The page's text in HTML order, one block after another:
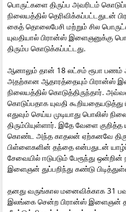
பொருட்களை திருப்ப அவரிடம்
நிலையத்தில் தெரிவிக்கப்பட்டதுடன்
கைத் தொலைபேசி மற்றும் சில
யுவதியால் பிரான்ஸ் இளைஞனுக்கு
திரும்ப கொடுக்கப்பட்டது.
ஆனாலும் தான் 18 லட்சம் ரூபா பணம்
அதற்கான ஆதாரத்தையும் பிரான்ஸ்
நிலையத்தில் கொடுத்திருந்தார்.
கொடுப்பதாக யுவதி
எதுவும் செய்ய முடியாது பொலிஸ்
திரும்பியுள்ளார். இதே வேளை
கொண்ட அந்த காதலன் ஏற்கனவே
பிள்ளைகளின் தந்தை என்பதுடன்
சேவையில் ஈடுபடும் பேரூந்து
இளைஞன் துப்பறிந்து கண்டு
தனது வருங்கால மனைவிக்காக 31
இலங்கை சென்ற பிரான்ஸ் இளைஞன்